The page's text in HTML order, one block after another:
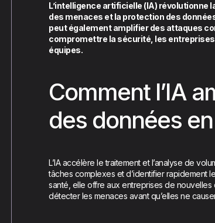
L’intelligence artificielle (IA)
des menaces et la protection des
peut également amplifier des attaques
compromettre la sécurité, les
équipes.
Comment l’IA
des données
L’IA accélère le traitement et l’analyse de
tâches complexes et d’identifier rapidement
santé, elle offre aux entreprises de
détecter les menaces avant qu’elles ne